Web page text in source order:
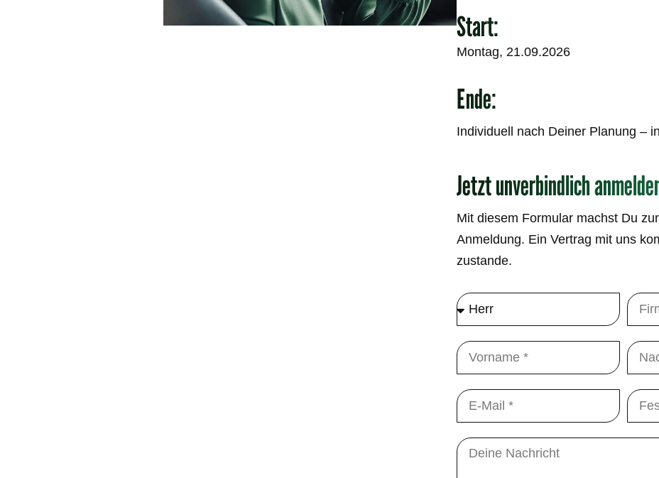
Start:
Montag, 21.09.2026
Ende:
Individuell nach Deiner Planung –
Jetzt unverbindlich
Mit diesem Formular machst Du
Anmeldung. Ein Vertrag mit uns
zustande.